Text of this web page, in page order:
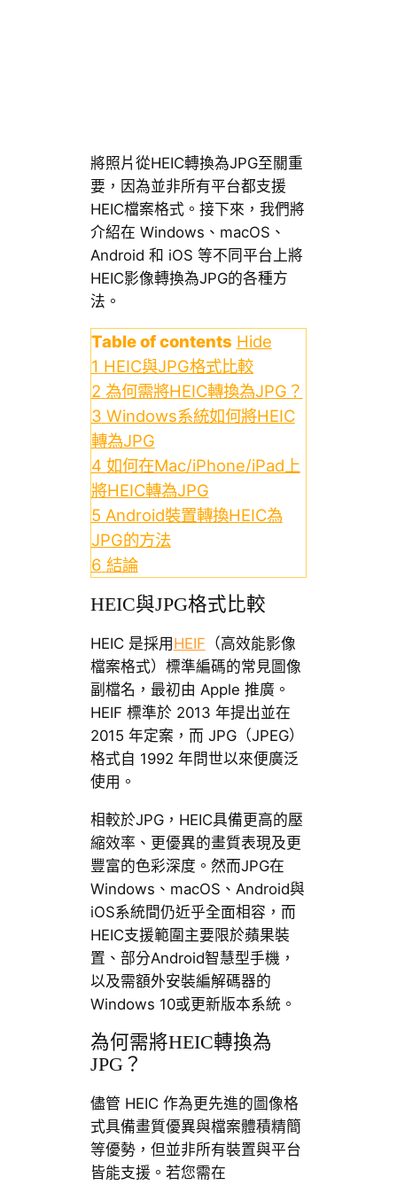
將照片從HEIC轉換為JPG至關重
要，因為並非所有平台都支援
HEIC檔案格式。接下來，我們將
介紹在 Windows、macOS、
Android 和 iOS 等不同平台上將
HEIC影像轉換為JPG的各種方
法。
Table of contents Hide
1 HEIC與JPG格式比較
2 為何需將HEIC轉換為JPG？
3 Windows系統如何將HEIC
轉為JPG
4 如何在Mac/iPhone/iPad上
將HEIC轉為JPG
5 Android裝置轉換HEIC為
JPG的方法
6 結論
HEIC與JPG格式比較
HEIC 是採用HEIF （高效能影像
檔案格式）標準編碼的常見圖像
副檔名，最初由 Apple 推廣。
HEIF 標準於 2013 年提出並在
2015 年定案，而 JPG（JPEG）
格式自 1992 年問世以來便廣泛
使用。
相較於JPG，HEIC具備更高的壓
縮效率、更優異的畫質表現及更
豐富的色彩深度。然而JPG在
Windows、macOS、Android與
iOS系統間仍近乎全面相容，而
HEIC支援範圍主要限於蘋果裝
置、部分Android智慧型手機，
以及需額外安裝編解碼器的
Windows 10或更新版本系統。
為何需將HEIC轉換為
JPG？
儘管 HEIC 作為更先進的圖像格
式具備畫質優異與檔案體積精簡
等優勢，但並非所有裝置與平台
皆能支援。若您需在